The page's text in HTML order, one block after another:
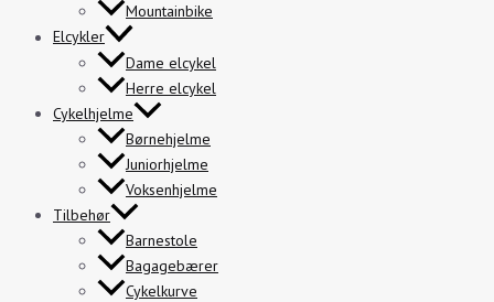
Mountainbike
Elcykler
Dame elcykel
Herre elcykel
Cykelhjelme
Børnehjelme
Juniorhjelme
Voksenhjelme
Tilbehør
Barnestole
Bagagebærer
Cykelkurve